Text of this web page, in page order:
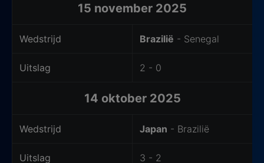
15 november 2025
Wedstrijd Brazilië - Senegal
Uitslag 2 - 0
14 oktober 2025
Wedstrijd Japan - Brazilië
Uitslag 3 - 2